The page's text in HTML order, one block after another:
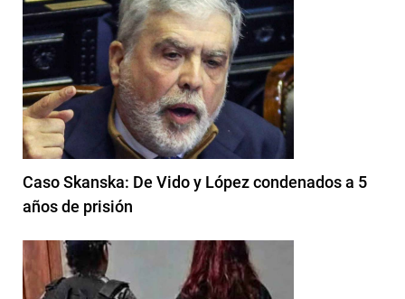
Caso Skanska: De Vido y López condenados a 5
años de prisión